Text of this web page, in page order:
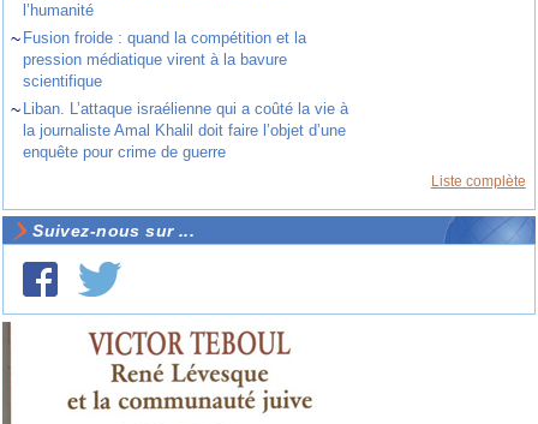
l’humanité
~ Fusion froide : quand la compétition et la
pression médiatique virent à la bavure
scientifique
~ Liban. L’attaque israélienne qui a coûté la vie à
la journaliste Amal Khalil doit faire l’objet d’une
enquête pour crime de guerre
Liste complète
Suivez-nous sur ...